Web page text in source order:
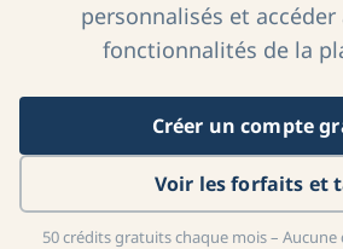
personnalisés et
fonctionnalités de la
Créer un compte
Voir les forfaits et
50 crédits gratuits chaque mois –